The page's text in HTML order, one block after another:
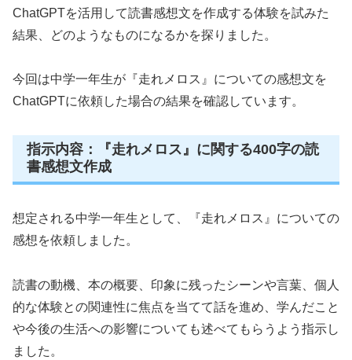
ChatGPTを活用して読書感想文を作成する体験を試みた
結果、どのようなものになるかを探りました。
今回は中学一年生が『走れメロス』についての感想文を
ChatGPTに依頼した場合の結果を確認しています。
指示内容：『走れメロス』に関する400字の読
書感想文作成
想定される中学一年生として、『走れメロス』についての
感想を依頼しました。
読書の動機、本の概要、印象に残ったシーンや言葉、個人
的な体験との関連性に焦点を当てて話を進め、学んだこと
や今後の生活への影響についても述べてもらうよう指示し
ました。